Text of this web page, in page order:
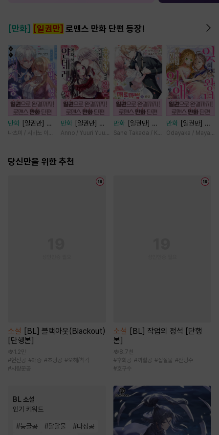
[만화] [일권만] 로맨스 만화 단편 등장!
만화
[일권만] 모
든 것을 포기한 평
는다 [단행본]
나츠미 / 시바노 이즈미
만화
[일권만] 왕
태자님과의 약혼을
변했습니다 [단행
Anno / Yuuri Yuudachi
만화
[일권만] 매
료 마법에 걸린 척
Sane Takada / Koki Fuyutsuki
만화
[일권만] 잊
혀진 왕녀지만 정
Odayaka / Maya
당신만을 위한 추천
소설 [BL] 블랙아웃(Blackout)
[단행본]
1.2만
#헌신공 #애증 #초딩공 #오해/착각
#사랑꾼공
BL 소설
인기 키워드
#능글공 #달달물 #다정공
소설 [BL] 작업의 정석 [단행
본]
8.7천
#후회공 #까칠공 #삽질물 #잔망수
#호구수